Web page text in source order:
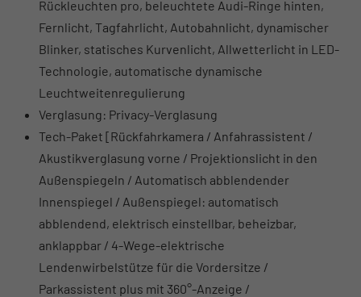
Rückleuchten pro, beleuchtete Audi-Ringe hinten,
Fernlicht, Tagfahrlicht, Autobahnlicht, dynamischer
Blinker, statisches Kurvenlicht, Allwetterlicht in LED-
Technologie, automatische dynamische
Leuchtweitenregulierung
Verglasung: Privacy-Verglasung
Tech-Paket [Rückfahrkamera / Anfahrassistent /
Akustikverglasung vorne / Projektionslicht in den
Außenspiegeln / Automatisch abblendender
Innenspiegel / Außenspiegel: automatisch
abblendend, elektrisch einstellbar, beheizbar,
anklappbar / 4-Wege-elektrische
Lendenwirbelstütze für die Vordersitze /
Parkassistent plus mit 360°-Anzeige /